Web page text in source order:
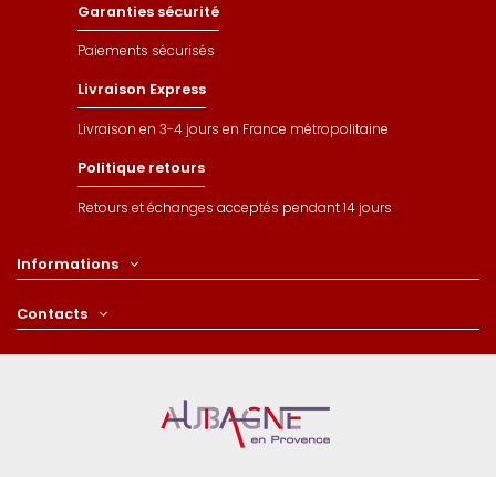
Garanties sécurité
Paiements sécurisés
Livraison Express
Livraison en 3-4 jours en France métropolitaine
Politique retours
Retours et échanges acceptés pendant 14 jours
Informations
Contacts